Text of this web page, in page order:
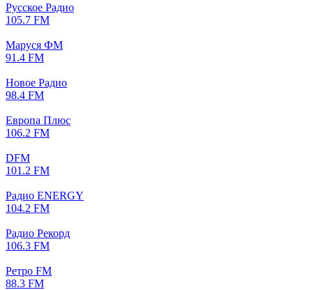
Русское Радио
105.7 FM
Маруся ФМ
91.4 FM
Новое Радио
98.4 FM
Европа Плюс
106.2 FM
DFM
101.2 FM
Радио ENERGY
104.2 FM
Радио Рекорд
106.3 FM
Ретро FM
88.3 FM